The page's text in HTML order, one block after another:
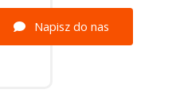
Napisz do nas